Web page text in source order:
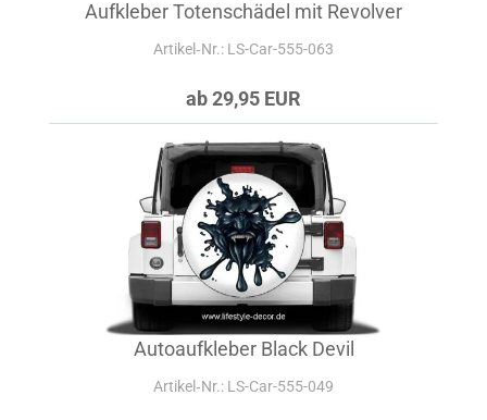
Aufkleber Totenschädel mit Revolver
Artikel‑Nr.: LS-Car-555-063
ab 29,95 EUR
Autoaufkleber Black Devil
Artikel‑Nr.: LS-Car-555-049